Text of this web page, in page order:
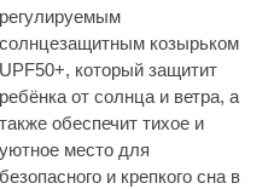
регулируемым
солнцезащитным козырьком
UPF50+, который защитит
ребёнка от солнца и ветра, а
также обеспечит тихое и
уютное место для
безопасного и крепкого сна в